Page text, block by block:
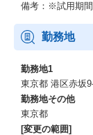
備考：※試用期
勤務地
勤務地1
東京都 港区赤坂
勤務地その他
東京都
[変更の範囲]